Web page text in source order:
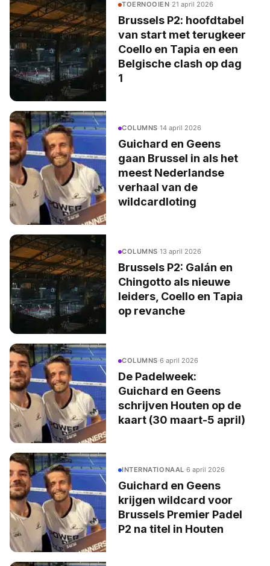
TOERNOOIEN·21 april 2026
Brussels P2: hoofdtabel
van start met terugkeer
Coello en Tapia en een
Belgische clash op dag
1
COLUMNS·14 april 2026
Guichard en Geens
gaan Brussel in als het
meest Nederlandse
verhaal van de
wildcardloting
COLUMNS·13 april 2026
Brussels P2: Galán en
Chingotto als nieuwe
leiders, Coello en Tapia
op revanche
COLUMNS·6 april 2026
De Padelweek:
Guichard en Geens
schrijven Houten op de
kaart (30 maart-5 april)
INTERNATIONAAL·6 april 2026
Guichard en Geens
krijgen wildcard voor
Brussels Premier Padel
P2 na titel in Houten